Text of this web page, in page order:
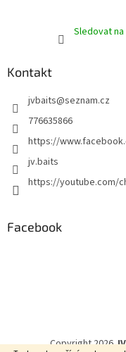
Sledovat
Kontakt
jvbaits@seznam.cz
776635866
https://
jv.baits
https://youtube.com/
Facebook
Copyright 2026